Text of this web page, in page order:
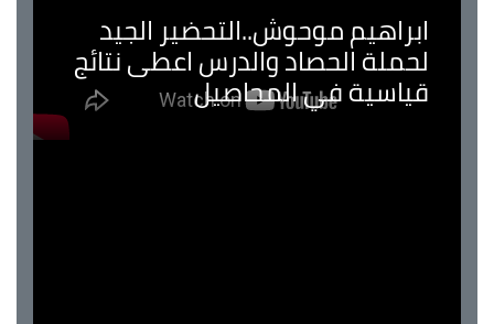
ابراهيم موحوش..التحضير الجيد
لحملة الحصاد والدرس اعطى نتائج
قياسية في المحاصيل